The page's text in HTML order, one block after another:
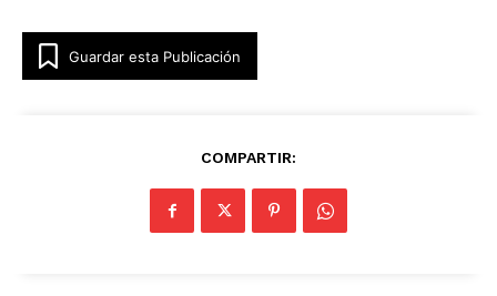
Guardar esta Publicación
COMPARTIR: